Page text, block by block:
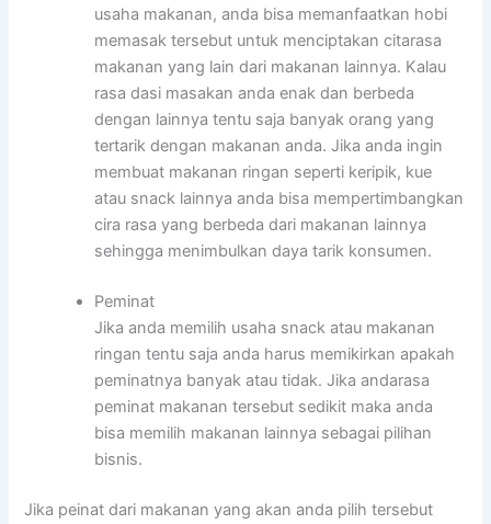
usaha makanan, anda bisa memanfaatkan hobi
memasak tersebut untuk menciptakan citarasa
makanan yang lain dari makanan lainnya. Kalau
rasa dasi masakan anda enak dan berbeda
dengan lainnya tentu saja banyak orang yang
tertarik dengan makanan anda. Jika anda ingin
membuat makanan ringan seperti keripik, kue
atau snack lainnya anda bisa mempertimbangkan
cira rasa yang berbeda dari makanan lainnya
sehingga menimbulkan daya tarik konsumen.
Peminat
Jika anda memilih usaha snack atau makanan
ringan tentu saja anda harus memikirkan apakah
peminatnya banyak atau tidak. Jika andarasa
peminat makanan tersebut sedikit maka anda
bisa memilih makanan lainnya sebagai pilihan
bisnis.
Jika peinat dari makanan yang akan anda pilih tersebut